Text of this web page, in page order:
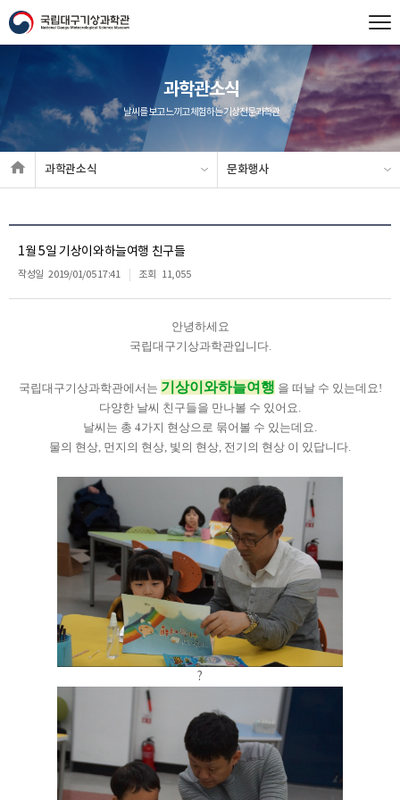
과학관소식
날씨를 보고 느끼고 체험하는 기상전문과학관
과학관소식 문화행사
1월 5일 기상이와하늘여행 친구들
작성일 2019/01/05 17:41 조회 11,055
안녕하세요
국립대구기상과학관입니다.
국립대구기상과학관에서는 기상이와하늘여행 을 떠날 수 있는데요!
다양한 날씨 친구들을 만나볼 수 있어요.
날씨는 총 4가지 현상으로 묶어볼 수 있는데요.
물의 현상, 먼지의 현상, 빛의 현상, 전기의 현상 이 있답니다.
?